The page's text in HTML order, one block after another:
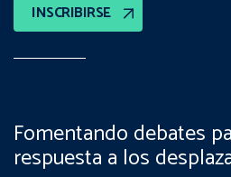
INSCRIBIRSE
Fomentando debates
respuesta a los